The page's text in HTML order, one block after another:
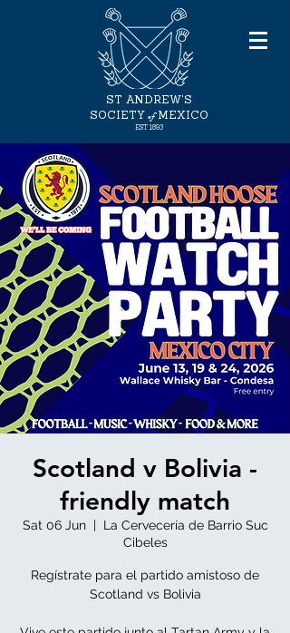
ST ANDREW'S
SOCIETY of MEXICO
EST 1893
Scotland v Bolivia -
friendly match
Sat 06 Jun
  |
La Cervecería de Barrio Suc
Cibeles
Regístrate para el partido amistoso de
Scotland vs Bolivia